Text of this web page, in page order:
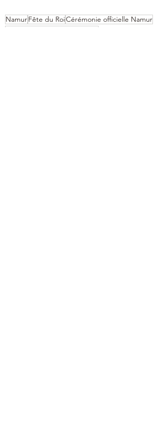
NamurFête du RoiCérémonie officielle Namur